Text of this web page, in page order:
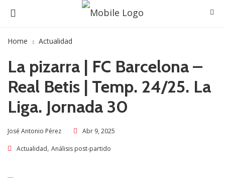
Home Actualidad
La pizarra | FC Barcelona –
Real Betis | Temp. 24/25. La
Liga. Jornada 30
José Antonio Pérez Abr 9, 2025
Actualidad, Análisis post-partido